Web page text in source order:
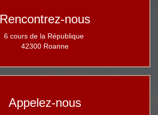
Rencontrez-nous
6 cours de la République
42300 Roanne
Appelez-nous